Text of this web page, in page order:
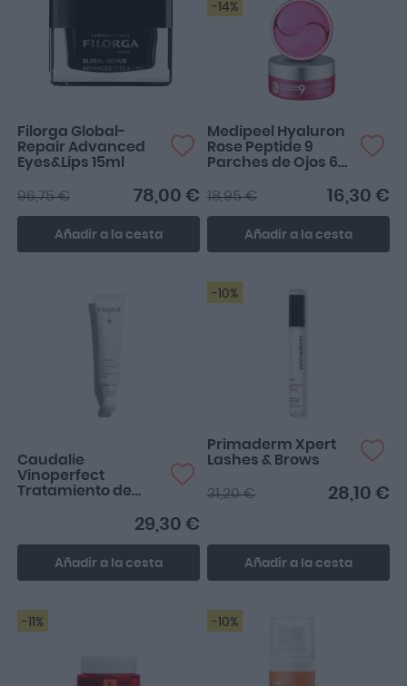
Filorga Global-
Repair Advanced
Eyes&Lips 15ml
78,00 €
96,75 €
Añadir a la cesta
-14%
Medipeel Hyaluron
Rose Peptide 9
Parches de Ojos 60
16,30 €
18,95 €
Añadir a la cesta
Caudalie
Vinoperfect
Tratamiento de
29,30 €
Añadir a la cesta
-10%
Primaderm Xpert
Lashes & Brows
28,10 €
31,20 €
Añadir a la cesta
-11% -10%